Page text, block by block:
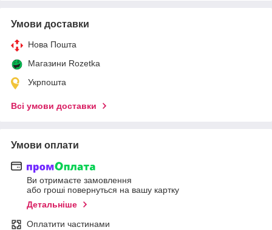
Умови доставки
Нова Пошта
Магазини Rozetka
Укрпошта
Всі умови доставки
Умови оплати
Ви отримаєте замовлення
або гроші повернуться на вашу картку
Детальніше
Оплатити частинами